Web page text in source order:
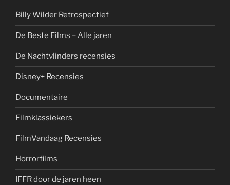
Billy Wilder Retrospectief
De Beste Films – Alle jaren
De Nachtvlinders recensies
Disney+ Recensies
Documentaire
Filmklassiekers
FilmVandaag Recensies
Horrorfilms
IFFR door de jaren heen